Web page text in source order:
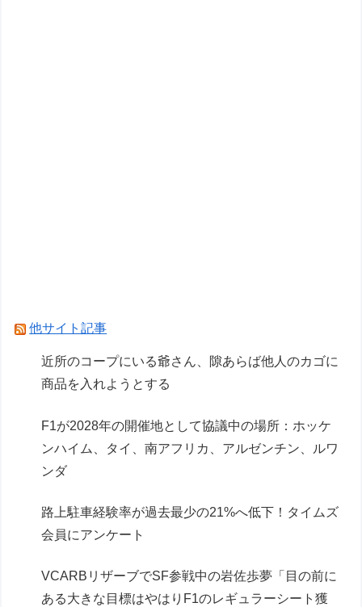
他サイト記事
近所のコープにいる爺さん、隙あらば他人のカゴに
商品を入れようとする
F1が2028年の開催地として協議中の場所：ホッケ
ンハイム、タイ、南アフリカ、アルゼンチン、ルワ
ンダ
路上駐車経験率が過去最少の21%へ低下！タイムズ
会員にアンケート
VCARBリザーブでSF参戦中の岩佐歩夢「目の前に
ある大きな目標はやはりF1のレギュラーシート獲